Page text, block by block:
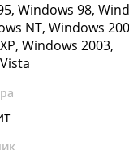
Windows 98,
NT, Windows
Windows 2003,